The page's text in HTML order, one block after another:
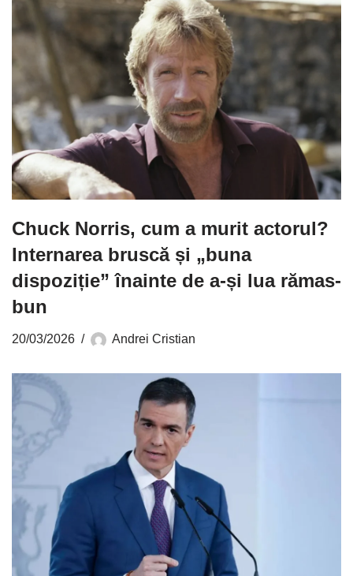
Chuck Norris, cum a murit actorul?
Internarea bruscă și „buna
dispoziție” înainte de a-și lua rămas-
bun
20/03/2026 Andrei Cristian